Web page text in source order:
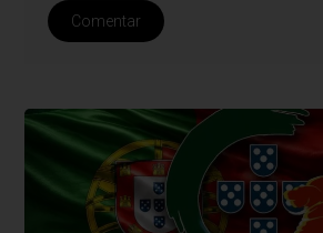
Comentar